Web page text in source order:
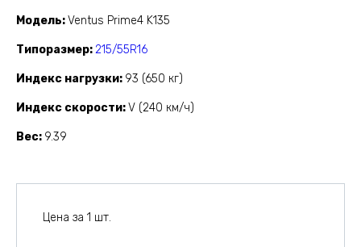
Модель Ventus Prime4 K135
Типоразмер 215/55R16
Индекс нагрузки 93 (650 кг)
Индекс скорости V (240 км/ч)
Вес 9.39
Цена за 1 шт.